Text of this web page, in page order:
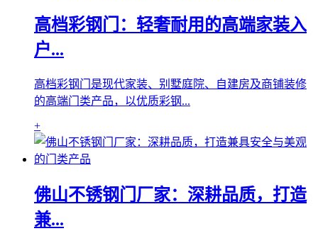
高档彩钢门：轻奢耐用的高端家装入
户...
高档彩钢门是现代家装、别墅庭院、自建房及商铺装修
的高端门类产品，以优质彩钢...
+
佛山不锈钢门厂家：深耕品质，打造
兼...